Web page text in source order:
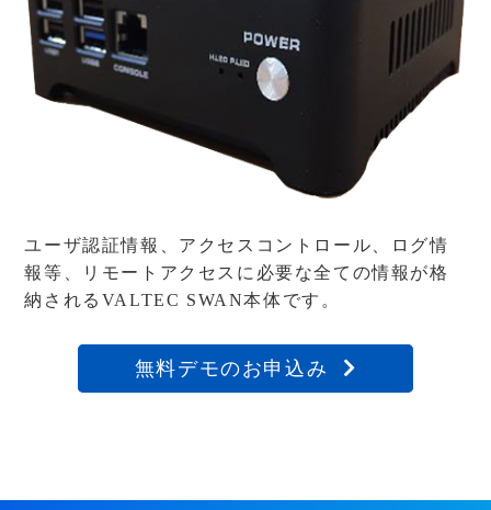
ユーザ認証情報、アクセスコントロール、ログ情
報等、
リモートアクセスに必要な全ての情報が格
納されるVALTEC SWAN本体です。
無料デモのお申込み